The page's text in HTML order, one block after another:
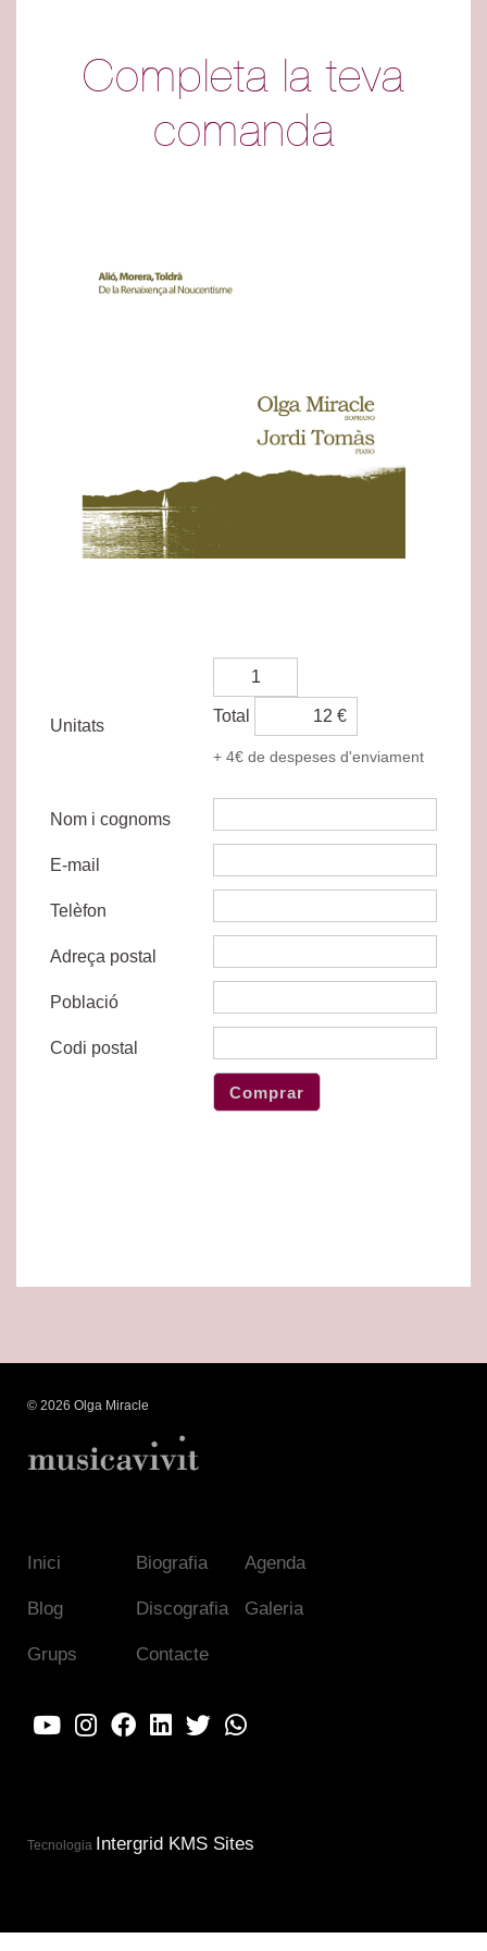
Completa la teva
comanda
Unitats
Total €
+ 4€ de despeses d'enviament
Nom i cognoms
E-mail
Telèfon
Adreça postal
Població
Codi postal
© 2026 Olga Miracle
Inici Biografia Agenda
Blog Discografia Galeria
Grups Contacte
Tecnologia Intergrid KMS Sites